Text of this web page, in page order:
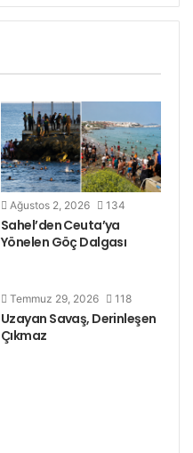
Ağustos 2, 2026 134
Sahel’den Ceuta’ya
Yönelen Göç Dalgası
Temmuz 29, 2026 118
Uzayan Savaş, Derinleşen
Çıkmaz